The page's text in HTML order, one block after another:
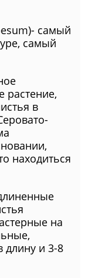
самый
самый
растение,
в
находиться
на
длину и 3-8